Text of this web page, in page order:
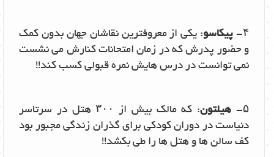
۴- پیکاسو: یکی از معروفترین نقاشان جهان بدون کمک
و حضور پدرش که در زمان امتحانات کنارش می نشست
نمی توانست در درس هایش نمره قبولی کسب کند!!
۵- هیلتون
: که مالک بیش از ۳۰۰ هتل در سرتاسر
دنیاست در دوران کودکی برای گذران زندگی مجبور بود
کف سالن ها و هتل ها را طی بکشد!!